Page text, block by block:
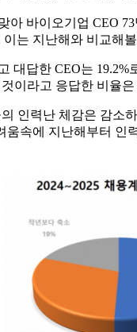
아 바이오기업 CEO
는 지난해와 비교해
대답한 CEO는
이라고 응답한 비율
인력난 체감은 감소
속에 지난해부터